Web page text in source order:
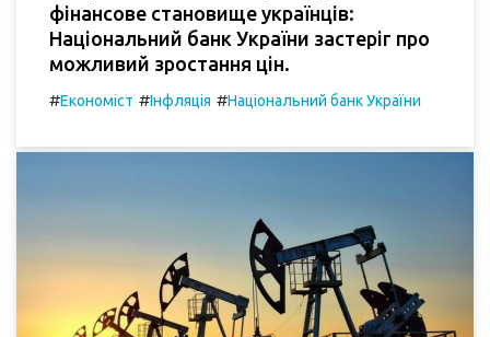
фінансове становище українців:
Національний банк України застеріг про
можливий зростання цін.
#Економіст #Інфляція #Національний банк України